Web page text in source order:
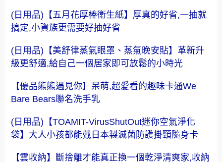
(日用品)【五月花厚棒衛生紙】厚真的好省,一抽就
搞定,小資族更需要好抽好省
(日用品)【美舒律蒸氣眼罩、蒸氣晚安貼】革新升
級更舒適,給自己一個居家即可放鬆的小時光
【優品熊熊遇見你】呆萌,超愛看的趣味卡通We
Bare Bears聯名洗手乳
(日用品)【TOAMIT-VirusShutOut迷你空氣淨化
袋】大人小孩都能戴日本製滅菌防護掛頸隨身卡
【雲收納】斷捨離才能真正換一個乾淨清爽家,收納